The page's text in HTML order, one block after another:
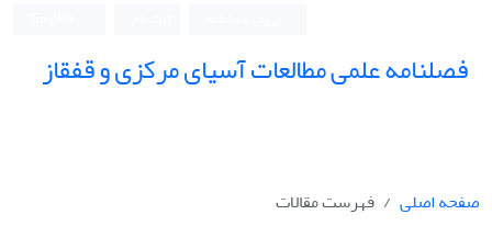
فصلنامه علمی مطالعات آسیای مرکزی و قفقاز
صفحه اصلی
فهرست مقالات